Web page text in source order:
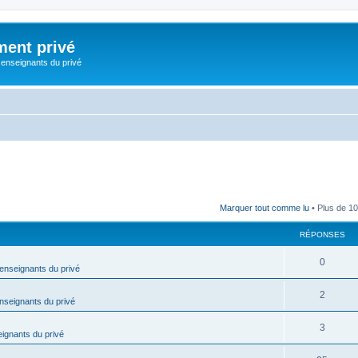
privé
du privé
Marquer tout comme lu • Plus de
RÉPONSES
du privé
0R
é
o
n
du privé
2R
é
du privé
3R
é